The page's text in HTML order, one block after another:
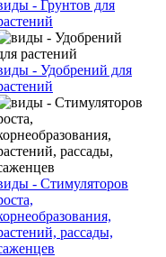
- Грунтов для
- Удобрений для
- Стимуляторов
рассады,